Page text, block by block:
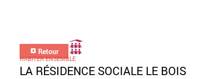
Retour
HABITER ENSEMBLE
LA RÉSIDENCE SOCIALE LE BOIS